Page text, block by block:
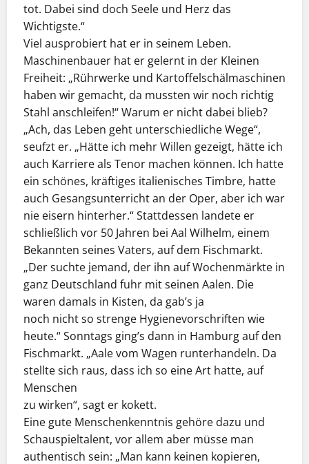
tot. Dabei sind doch Seele und Herz das
Wichtigste.“
Viel ausprobiert hat er in seinem Leben.
Maschinenbauer hat er gelernt in der Kleinen
Freiheit: „Rührwerke und Kartoffelschälmaschinen
haben wir gemacht, da mussten wir noch richtig
Stahl anschleifen!“ Warum er nicht dabei blieb?
„Ach, das Leben geht unterschiedliche Wege“,
seufzt er. „Hätte ich mehr Willen gezeigt, hätte ich
auch Karriere als Tenor machen können. Ich hatte
ein schönes, kräftiges italienisches Timbre, hatte
auch Gesangsunterricht an der Oper, aber ich war
nie eisern hinterher.“ Stattdessen landete er
schließlich vor 50 Jahren bei Aal Wilhelm, einem
Bekannten seines Vaters, auf dem Fischmarkt.
„Der suchte jemand, der ihn auf Wochenmärkte in
ganz Deutschland fuhr mit seinen Aalen. Die
waren damals in Kisten, da gab’s ja
noch nicht so strenge Hygienevorschriften wie
heute.“ Sonntags ging’s dann in Hamburg auf den
Fischmarkt. „Aale vom Wagen runterhandeln. Da
stellte sich raus, dass ich so eine Art hatte, auf
Menschen
zu wirken“, sagt er kokett.
Eine gute Menschenkenntnis gehöre dazu und
Schauspieltalent, vor allem aber müsse man
authentisch sein: „Man kann keinen kopieren,